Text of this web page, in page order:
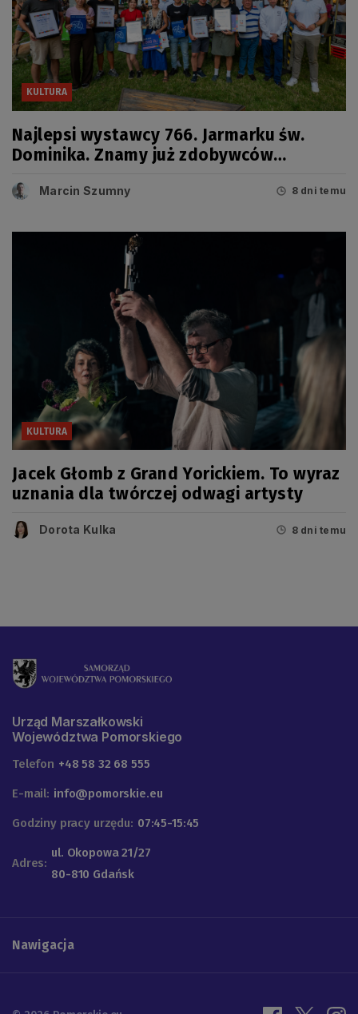
KULTURA
Najlepsi wystawcy 766. Jarmarku św.
Dominika. Znamy już zdobywców
Marcin Szumny 8 dni temu
KULTURA
Jacek Głomb z Grand Yorickiem. To wyraz
uznania dla twórczej odwagi artysty
Dorota Kulka 8 dni temu
Urząd Marszałkowski
Województwa Pomorskiego
Telefon +48 58 32 68 555
E-mail: info@pomorskie.eu
Godziny pracy urzędu: 07:45-15:45
Adres:
ul. Okopowa 21/27
80-810 Gdańsk
Nawigacja